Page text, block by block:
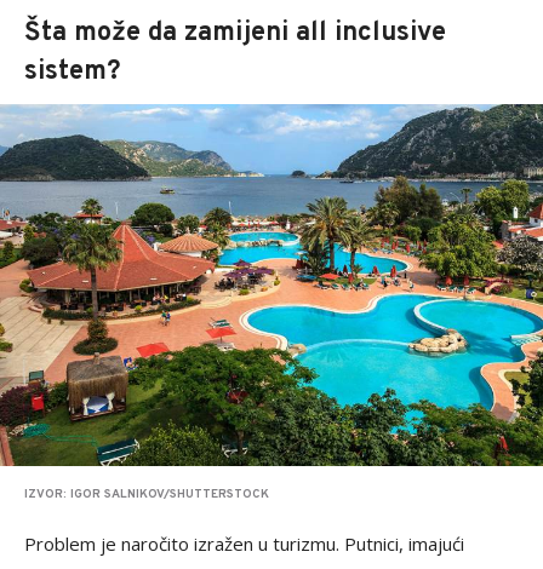
Šta može da zamijeni all inclusive
sistem?
IZVOR: IGOR SALNIKOV/SHUTTERSTOCK
Problem je naročito izražen u turizmu. Putnici, imajući